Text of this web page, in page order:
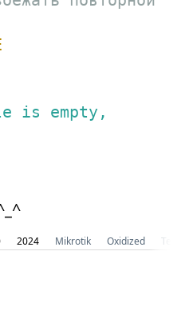
is empty,
2024 Mikrotik Oxidized